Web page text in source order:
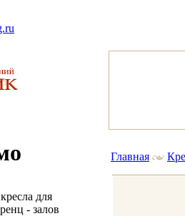
для
- залов
Главная